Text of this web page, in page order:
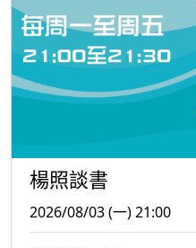
楊照談書
2026/08/03 (一) 21:00